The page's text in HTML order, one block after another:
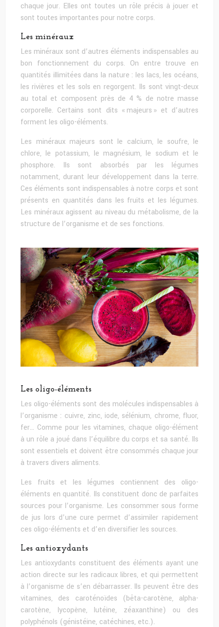
chaque jour. Elles ont toutes un rôle précis à jouer et
sont toutes importantes pour notre corps.
Les minéraux
Les minéraux sont d’autres éléments indispensables au
bon fonctionnement du corps. On entre trouve en
quantités illimitées dans la nature : les lacs, les océans,
les rivières et les sols en regorgent. Ils sont vingt-deux
au total et composent près de 4 % de notre masse
corporelle. Certains sont dits « majeurs » et d’autres
forment les oligo-éléments.
Les minéraux majeurs sont le calcium, le soufre, le
chlore, le potassium, le magnésium, le sodium et le
phosphore. Ils sont absorbés par les légumes
notamment, durant leur développement dans la terre.
Ces éléments sont indispensables à notre corps et sont
présents en quantités dans les fruits et les légumes.
Les minéraux agissent au niveau du métabolisme, de la
structure de l’organisme et de ses fonctions.
Les oligo-éléments
Les oligo-éléments sont des molécules indispensables à
l’organisme : cuivre, zinc, iode, sélénium, chrome, fluor,
fer… Comme pour les vitamines, chaque oligo-élément
à un rôle a joué dans l’équilibre du corps et sa santé. Ils
sont essentiels et doivent être consommés chaque jour
à travers divers aliments.
Les fruits et les légumes contiennent des oligo-
éléments en quantité. Ils constituent donc de parfaites
sources pour l’organisme. Les consommer sous forme
de jus lors d’une cure permet d’assimiler rapidement
ces oligo-éléments et d’en diversifier les sources.
Les antioxydants
Les antioxydants constituent des éléments ayant une
action directe sur les radicaux libres, et qui permettent
à l’organisme de s’en débarrasser. Ils peuvent être des
vitamines, des caroténoïdes (bêta-carotène, alpha-
carotène, lycopène, lutéine, zéaxanthine) ou des
polyphénols (génistéine, catéchines, etc.).